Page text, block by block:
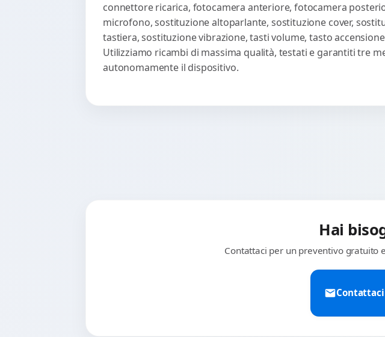
connettore ricarica, fotocamera anteriore, fotocamera
microfono, sostituzione altoparlante, sostituzione cover,
tastiera, sostituzione vibrazione, tasti volume, tasto
Utilizziamo ricambi di massima qualità, testati e garantiti tre
autonomamente il dispositivo.
Hai
Contattaci per un preventivo gratuito
Contattaci